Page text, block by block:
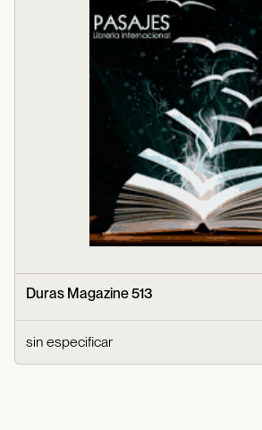
Duras Magazine 513
sin especificar